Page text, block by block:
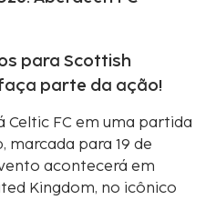
para Scottish
parte da ação!
Celtic FC em uma partida
marcada para 19 de
acontecerá em
Kingdom, no icônico